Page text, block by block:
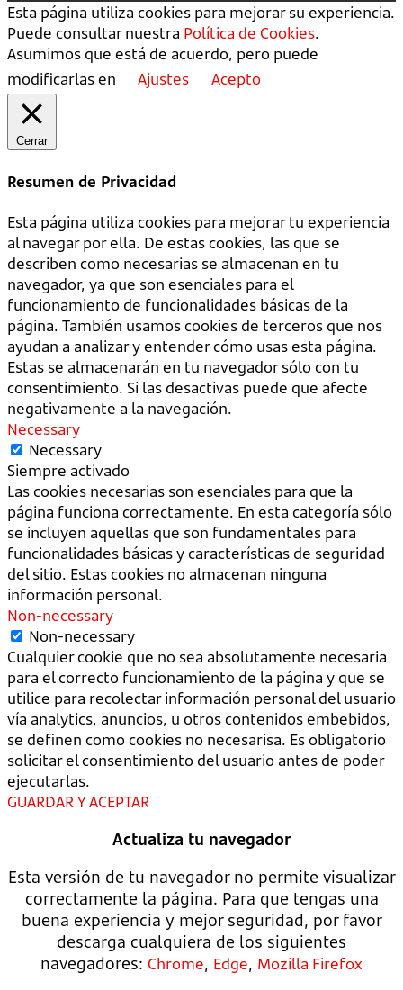
Esta página utiliza cookies para mejorar su experiencia.
Puede consultar nuestra Política de Cookies.
Asumimos que está de acuerdo, pero puede
modificarlas en
Ajustes Acepto
Cerrar
Resumen de Privacidad
Esta página utiliza cookies para mejorar tu experiencia
al navegar por ella. De estas cookies, las que se
describen como necesarias se almacenan en tu
navegador, ya que son esenciales para el
funcionamiento de funcionalidades básicas de la
página. También usamos cookies de terceros que nos
ayudan a analizar y entender cómo usas esta página.
Estas se almacenarán en tu navegador sólo con tu
consentimiento. Si las desactivas puede que afecte
negativamente a la navegación.
Necessary
Necessary
Siempre activado
Las cookies necesarias son esenciales para que la
página funciona correctamente. En esta categoría sólo
se incluyen aquellas que son fundamentales para
funcionalidades básicas y características de seguridad
del sitio. Estas cookies no almacenan ninguna
información personal.
Non-necessary
Non-necessary
Cualquier cookie que no sea absolutamente necesaria
para el correcto funcionamiento de la página y que se
utilice para recolectar información personal del usuario
vía analytics, anuncios, u otros contenidos embebidos,
se definen como cookies no necesarisa. Es obligatorio
solicitar el consentimiento del usuario antes de poder
ejecutarlas.
GUARDAR Y ACEPTAR
Actualiza tu navegador
Esta versión de tu navegador no permite visualizar
correctamente la página. Para que tengas una
buena experiencia y mejor seguridad, por favor
descarga cualquiera de los siguientes
navegadores: Chrome, Edge, Mozilla Firefox